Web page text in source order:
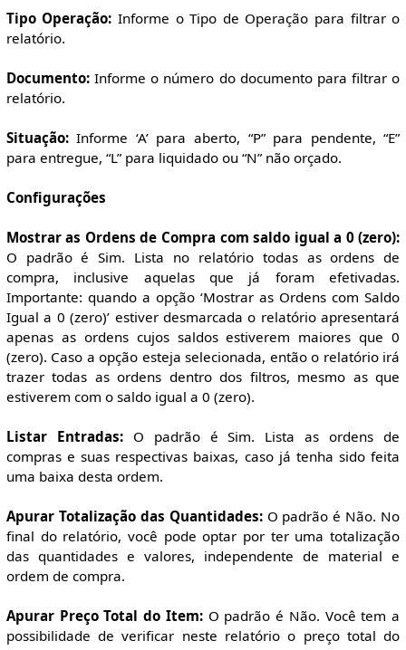
Tipo Operação: Informe o Tipo de Operação para filtrar o
relatório.
Documento:Informe o número do documento para filtrar o
relatório.
Situação:Informe ‘A’ para aberto, “P” para pendente, “E”
para entregue, “L” para liquidado ou “N” não orçado.
Configurações
Mostrar as Ordens de Compra com saldo igual a 0 (zero):
O padrão é Sim. Lista no relatório todas as ordens de
compra, inclusive aquelas que já foram efetivadas.
Importante: quando a opção ‘Mostrar as Ordens com Saldo
Igual a 0 (zero)’ estiver desmarcada o relatório apresentará
apenas as ordens cujos saldos estiverem maiores que 0
(zero). Caso a opção esteja selecionada, então o relatório irá
trazer todas as ordens dentro dos filtros, mesmo as que
estiverem com o saldo igual a 0 (zero).
Listar Entradas:O padrão é Sim. Lista as ordens de
compras e suas respectivas baixas, caso já tenha sido feita
uma baixa desta ordem.
Apurar Totalização das Quantidades:O padrão é Não. No
final do relatório, você pode optar por ter uma totalização
das quantidades e valores, independente de material e
ordem de compra.
Apurar Preço Total do Item:O padrão é Não. Você tem a
possibilidade de verificar neste relatório o preço total do